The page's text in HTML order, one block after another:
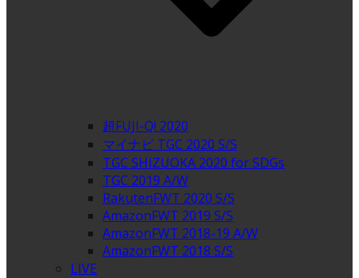
超FUJI-Q! 2020
マイナビ TGC 2020 S/S
TGC SHIZUOKA 2020 for SDGs
TGC 2019 A/W
RakutenFWT 2020 S/S
AmazonFWT 2019 S/S
AmazonFWT 2018-19 A/W
AmazonFWT 2018 S/S
LIVE